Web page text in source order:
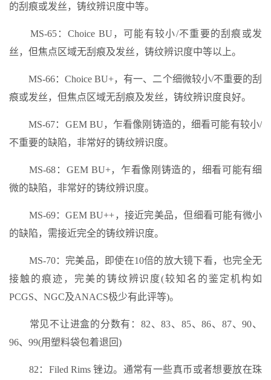
的刮痕或发丝，铸纹辨识度中等。
MS-65：Choice BU，可能有较小/不重要的刮痕或发
丝，但焦点区域无刮痕及发丝，铸纹辨识度中等以上。
MS-66：Choice BU+，有一、二个细微较小/不重要的刮
痕或发丝，但焦点区域无刮痕及发丝，铸纹辨识度良好。
MS-67：GEM BU，乍看像刚铸造的，细看可能有较小/
不重要的缺陷，非常好的铸纹辨识度。
MS-68：GEM BU+，乍看像刚铸造的，细看可能有细
微的缺陷，非常好的铸纹辨识度。
MS-69：GEM BU++，接近完美品，但细看可能有微小
的缺陷，需接近完全的铸纹辨识度。
MS-70：完美品，即使在10倍的放大镜下看，也完全无
接触的痕迹，完美的铸纹辨识度(较知名的鉴定机构如
PCGS、NGC及ANACS极少有此评等)。
常见不让进盒的分数有：82、83、85、86、87、90、
96、99(用塑料袋包着退回)
82：Filed Rims 锉边。通常有一些真币或者想要放在珠